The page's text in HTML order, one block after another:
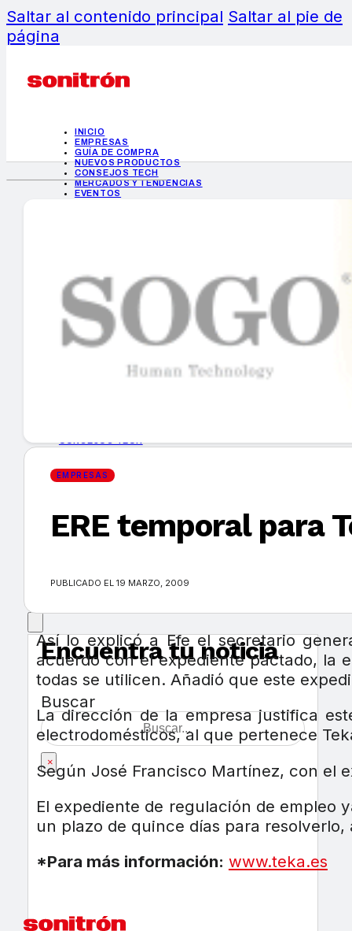
Saltar al contenido principal Saltar al pie de
página
INICIO
EMPRESAS
GUÍA DE COMPRA
NUEVOS PRODUCTOS
CONSEJOS TECH
MERCADOS Y TENDENCIAS
EVENTOS
INICIO
EMPRESAS
GUÍA DE COMPRA
MERCADOS Y TENDENCIAS
Encuentra tu noticia
Buscar
×
EMPRESAS
ERE temporal para
PUBLICADO EL 19 MARZO, 2009
Así lo explicó a Efe el secretario
acuerdo con el expediente pactado, la
todas se utilicen. Añadió que este
La dirección de la empresa justifica
electrodomésticos, al que pertenece
Según José Francisco Martínez, con el
El expediente de regulación de empleo
un plazo de quince días para
*Para más información: www.teka.es